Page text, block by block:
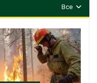
Все